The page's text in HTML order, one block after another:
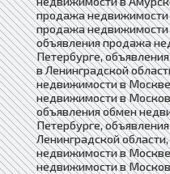
продажа недвижимости
продажа недвижимости
объявления продажа
Петербурге,
в Ленинградской
недвижимости в
недвижимости в
объявления обмен
Петербурге,
Ленинградской
недвижимости в
недвижимости в